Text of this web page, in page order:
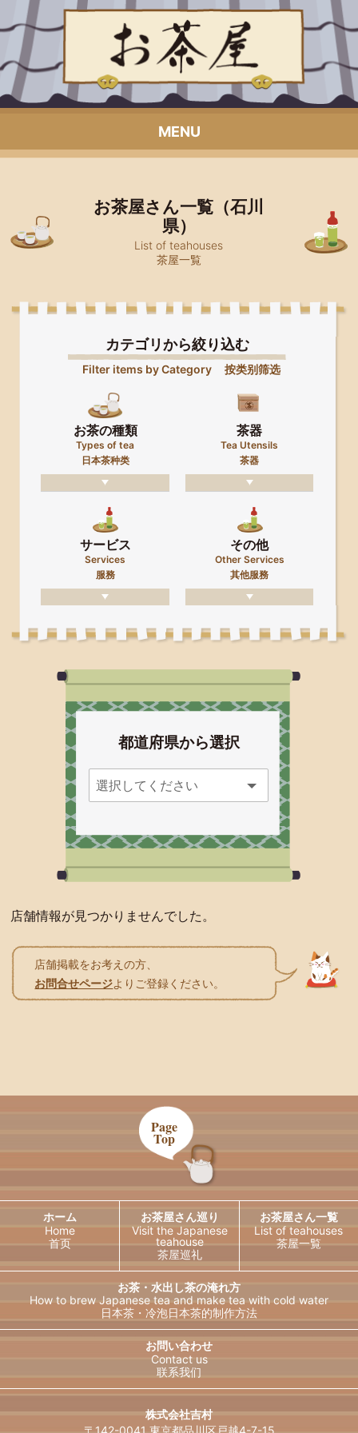
MENU
お茶屋さん一覧（石川
県）
List of teahouses
茶屋一覧
カテゴリから絞り込む
Filter items by Category 按类别筛选
お茶の種類
Types of tea
日本茶种类
茶器
Tea Utensils
茶器
サービス
Services
服務
その他
Other Services
其他服務
都道府県から選択
店舗情報が見つかりませんでした。
店舗掲載をお考えの方、
お問合せページよりご登録ください。
ホーム
Home
首页
お茶屋さん巡り
Visit the Japanese
teahouse
茶屋巡礼
お茶屋さん一覧
List of teahouses
茶屋一覧
お茶・水出し茶の淹れ方
How to brew Japanese tea and make tea with cold water
日本茶・冷泡日本茶的制作方法
Français Deutsch
お問い合わせ
Contact us
联系我们
Page
Top
株式会社吉村
〒142-0041 東京都品川区戸越4-7-15